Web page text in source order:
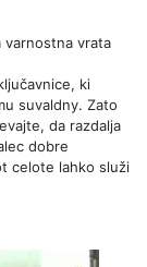
varnostna vrata
ki
suvaldny. Zato
da razdalja
dobre
celote lahko služi